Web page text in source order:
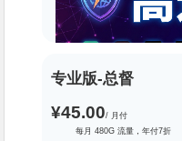
可多设备同时使用
专业版-总督
¥45.00/ 月付
每月 480G 流量，年付7折